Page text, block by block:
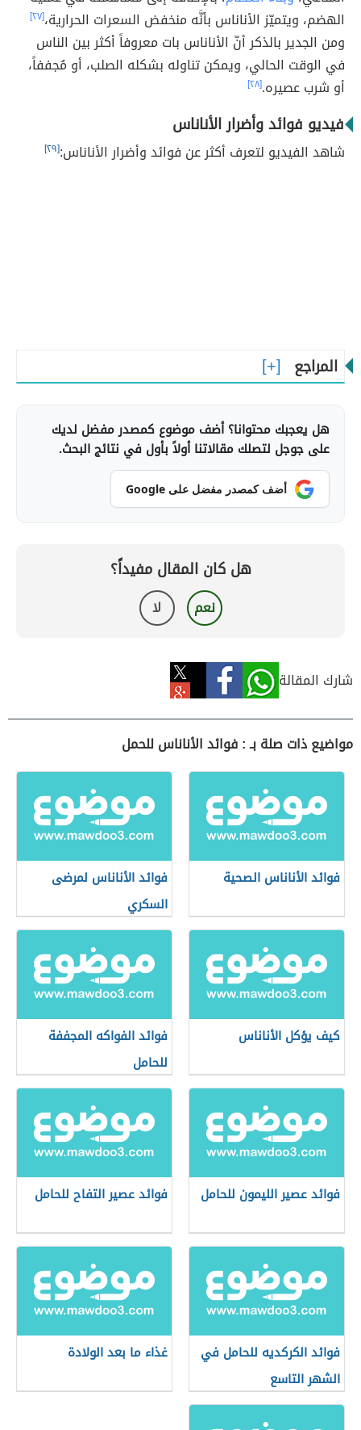
الهضم، ويتميّز الأناناس بأنَّه منخفض السعرات الحرارية،[٢٧]
ومن الجدير بالذكر أنّ الأناناس بات معروفاً أكثر بين الناس
في الوقت الحالي، ويمكن تناوله بشكله الصلب، أو مُجففاً،
أو شرب عصيره.[٢٨]
فيديو فوائد وأضرار الأناناس
شاهد الفيديو لتعرف أكثر عن فوائد وأضرار الأناناس:[٢٩]
المراجع
هل يعجبك محتوانا؟ أضف موضوع كمصدر مفضل لديك
على جوجل لتصلك مقالاتنا أولاً بأول في نتائج البحث.
أضف كمصدر مفضل على Google
هل كان المقال مفيداً؟
نعم لا
شارك المقالة
مواضيع ذات صلة بـ : فوائد الأناناس للحمل
فوائد الأناناس الصحية
فوائد الأناناس لمرضى
السكري
كيف يؤكل الأناناس
فوائد الفواكه المجففة
للحامل
فوائد عصير الليمون للحامل فوائد عصير التفاح للحامل
فوائد الكركديه للحامل في
الشهر التاسع
غذاء ما بعد الولادة